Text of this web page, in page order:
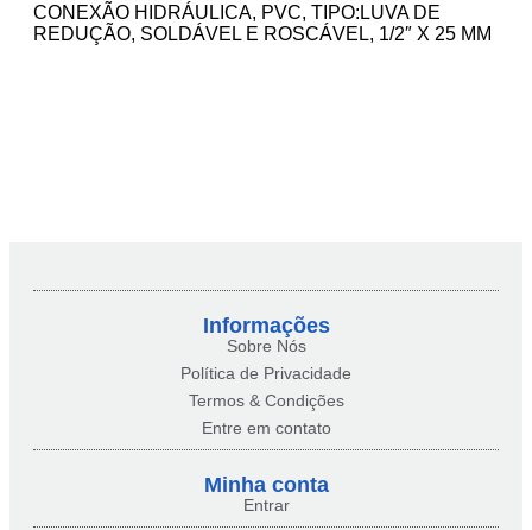
CONEXÃO HIDRÁULICA, PVC, TIPO:LUVA DE
REDUÇÃO, SOLDÁVEL E ROSCÁVEL, 1/2″ X 25 MM
Informações
Sobre Nós
Política de Privacidade
Termos & Condições
Entre em contato
Minha conta​
Entrar